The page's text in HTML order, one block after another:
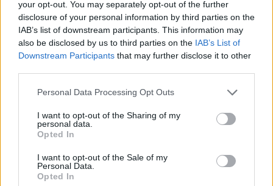
your opt-out. You may separately opt-out of the further
disclosure of your personal information by third parties on the
IAB’s list of downstream participants. This information may
also be disclosed by us to third parties on the IAB’s List of
Downstream Participants that may further disclose it to other
Personal Data Processing Opt Outs
I want to opt-out of the Sharing of my
personal data.
Opted In
I want to opt-out of the Sale of my
Personal Data.
Opted In
Předchozí článek
Sběrný dvůr v Rožmitále odebírá
pneumatiky od občanů zdarma
Následující článek
Letos zatím dopravní policie na
Příbramsku řešila méně nehod
SOUVISEJÍCÍ ČLÁNKY
VÍCE OD AUTORA
Většina koupališť na Příbramsku nabízí
výborné podmínky. Horší voda je jen na